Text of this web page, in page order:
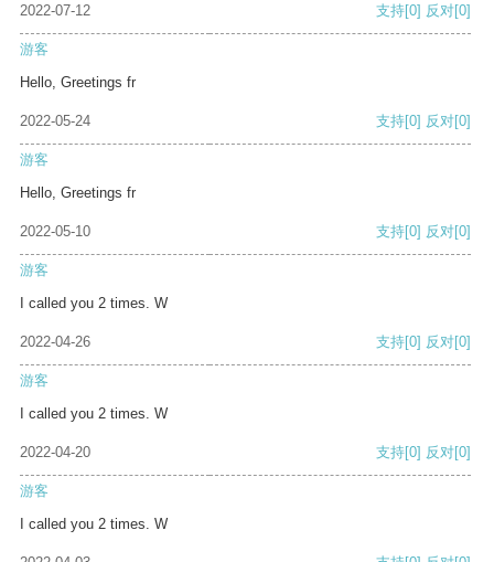
2022-07-12 支持[0] 反对[0]
游客
Hello, Greetings fr
2022-05-24 支持[0] 反对[0]
游客
Hello, Greetings fr
2022-05-10 支持[0] 反对[0]
游客
I called you 2 times. W
2022-04-26 支持[0] 反对[0]
游客
I called you 2 times. W
2022-04-20 支持[0] 反对[0]
游客
I called you 2 times. W